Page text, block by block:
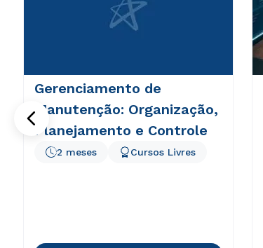
Gerenciamento de
Manutenção: Organização,
Planejamento e Controle
2 meses Cursos Livres